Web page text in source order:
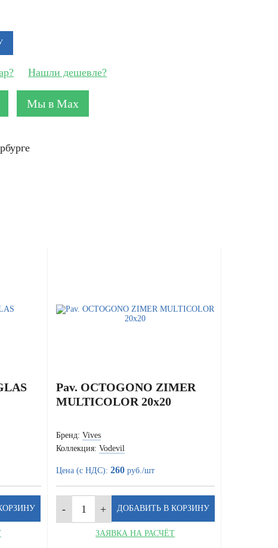
Нашли дешевле?
Мы в Max
Pav. OCTOGONO ZIMER
MULTICOLOR 20x20
Бренд: Vives
Коллекция: Vodevil
Цена (с НДС): 260руб./шт
ЗАЯВКА НА РАСЧЁТ